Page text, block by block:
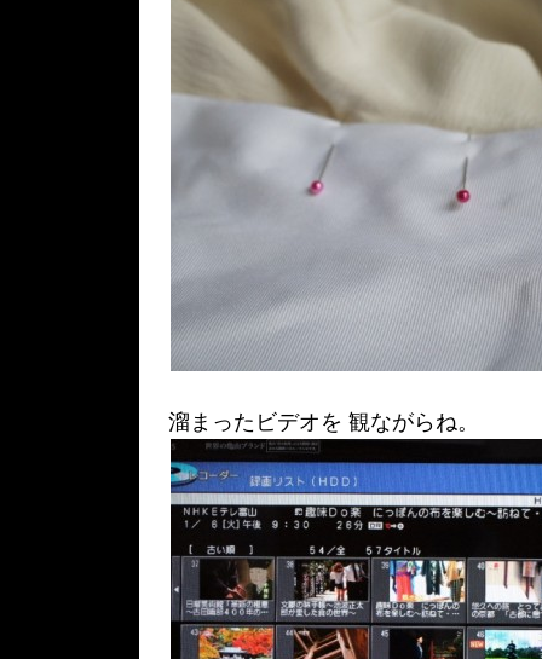
溜まったビデオを 観ながらね。